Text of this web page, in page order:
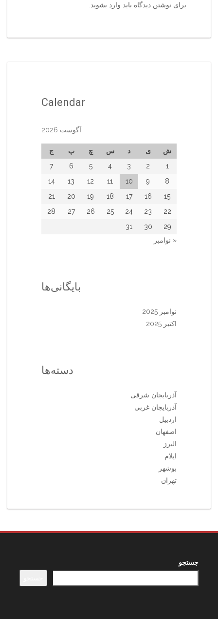
برای نوشتن دیدگاه باید وارد بشوید
Calendar
آگوست 2026
ش ی د س چ پ
ج
1
2
3
4
5
6
7
8
9
10
11
12
13
14
15
16
17
18
19
20
21
22
23
24
25
26
27
28
29
30
31
« نوامبر
بایگانی‌ها
نوامبر 2025
اکتبر 2025
دسته‌ها
آذربایجان شرقی
آذربایجان غربی
اردبیل
اصفهان
البرز
ایلام
بوشهر
تهران
جستجو